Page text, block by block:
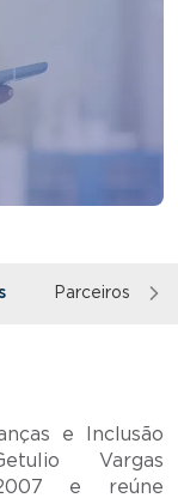
Parceiros e
e Inclusão
Vargas
e reúne